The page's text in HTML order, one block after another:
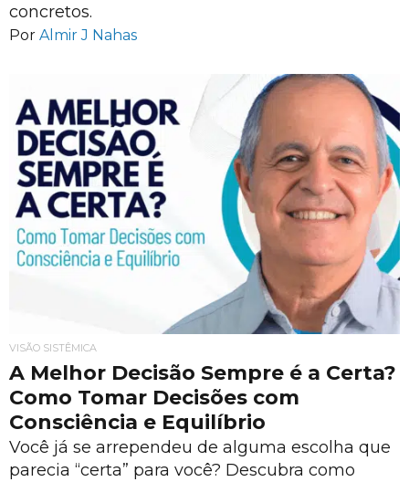
concretos.
Por Almir J Nahas
VISÃO SISTÊMICA
A Melhor Decisão Sempre é a Certa?
Como Tomar Decisões com
Consciência e Equilíbrio
Você já se arrependeu de alguma escolha que
parecia “certa” para você? Descubra como